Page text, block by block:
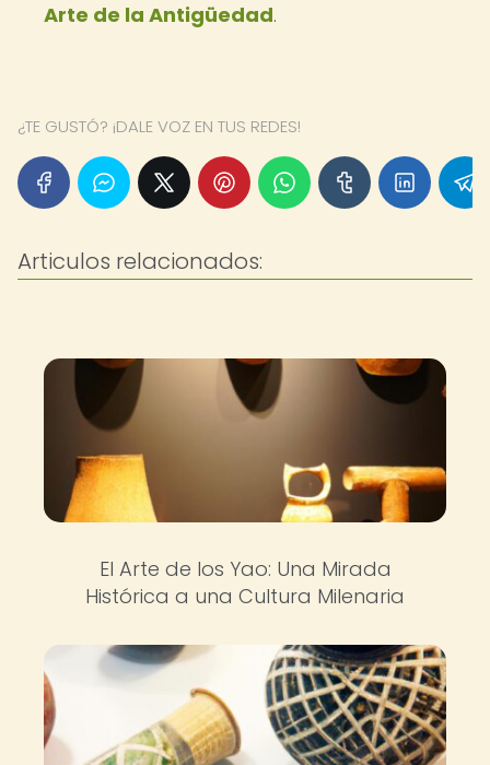
Arte de la Antigüedad.
¿TE GUSTÓ? ¡DALE VOZ EN TUS REDES!
Articulos relacionados:
El Arte de los Yao: Una Mirada
Histórica a una Cultura Milenaria